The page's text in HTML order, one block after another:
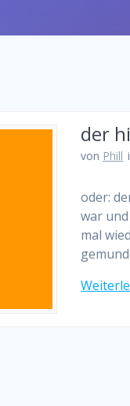
der
von Phill
oder:
war
mal